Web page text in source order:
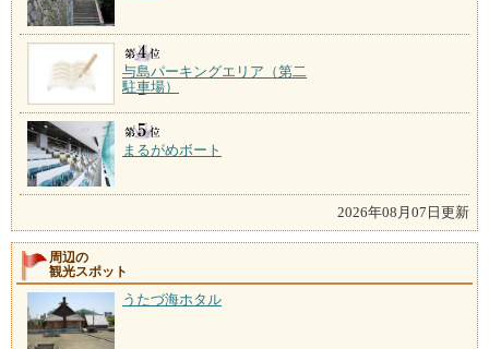
与島パーキングエリア（第二
駐車場）
まるがめボート
2026年08月07日更新
周辺の
観光スポット
うたづ海ホタル